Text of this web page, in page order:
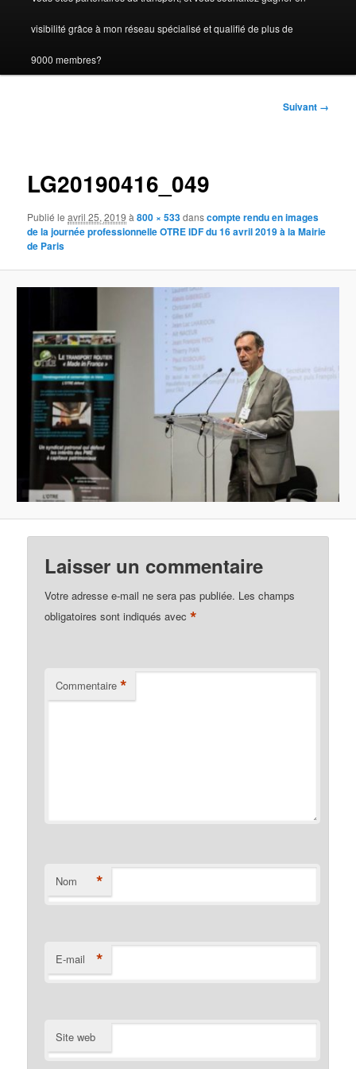
visibilité grâce à mon réseau spécialisé et qualifié de plus de
9000 membres?
Suivant →
LG20190416_049
Publié leavril 25, 2019 à800 × 533danscompte rendu en images
de la journée professionnelle OTRE IDF du 16 avril 2019 à la Mairie
de Paris
Laisser un commentaire
Votre adresse e-mail ne sera pas publiée. Les champs
obligatoires sont indiqués avec*
Commentaire *
Nom *
E-mail *
Site web